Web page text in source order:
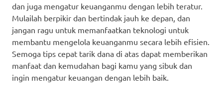
dan juga mengatur keuanganmu dengan lebih teratur.
Mulailah berpikir dan bertindak jauh ke depan, dan
jangan ragu untuk memanfaatkan teknologi untuk
membantu mengelola keuanganmu secara lebih efisien.
Semoga tips cepat tarik dana di atas dapat memberikan
manfaat dan kemudahan bagi kamu yang sibuk dan
ingin mengatur keuangan dengan lebih baik.